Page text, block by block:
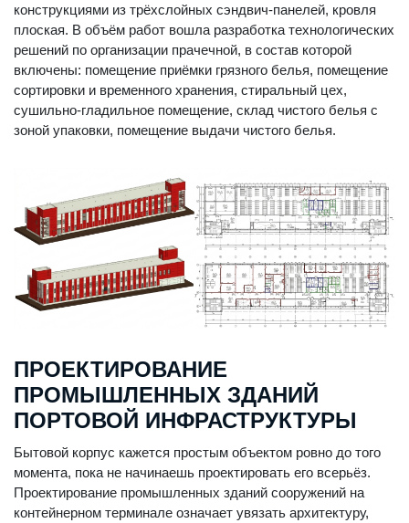
конструкциями из трёхслойных сэндвич-панелей, кровля
плоская. В объём работ вошла разработка технологических
решений по организации прачечной, в состав которой
включены: помещение приёмки грязного белья, помещение
сортировки и временного хранения, стиральный цех,
сушильно-гладильное помещение, склад чистого белья с
зоной упаковки, помещение выдачи чистого белья.
ПРОЕКТИРОВАНИЕ
ПРОМЫШЛЕННЫХ ЗДАНИЙ
ПОРТОВОЙ ИНФРАСТРУКТУРЫ
Бытовой корпус кажется простым объектом ровно до того
момента, пока не начинаешь проектировать его всерьёз.
Проектирование промышленных зданий сооружений на
контейнерном терминале означает увязать архитектуру,